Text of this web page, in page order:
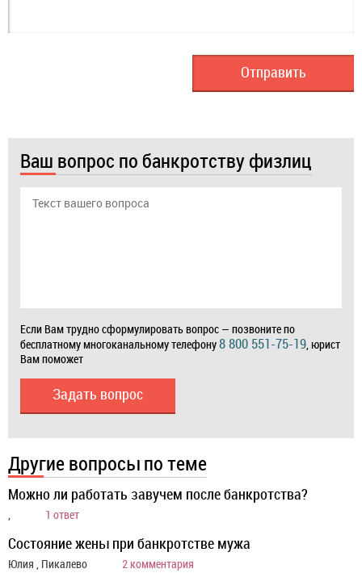
Ваш вопрос по банкротству физлиц
Если Вам трудно сформулировать вопрос — позвоните по
бесплатному многоканальному телефону8 800 551-75-19, юрист
Вам поможет
Задать вопрос
Другие вопросы по теме
Можно ли работать завучем после банкротства?
, 1 ответ
Состояние жены при банкротстве мужа
Юлия , Пикалево 2 комментария